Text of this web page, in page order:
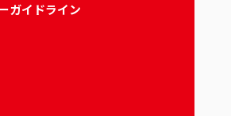
ガイドライン